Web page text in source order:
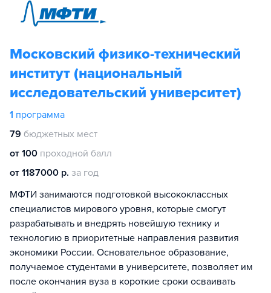
Московский физико-технический
институт (национальный
исследовательский университет)
1 программа
79 бюджетных мест
от 100 проходной балл
от 1187000 р. за год
МФТИ занимаются подготовкой высококлассных
специалистов мирового уровня, которые смогут
разрабатывать и внедрять новейшую технику и
технологию в приоритетные направления развития
экономики России. Основательное образование,
получаемое студентами в университете, позволяет им
после окончания вуза в короткие сроки осваивать